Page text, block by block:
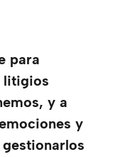
para
litigios
y a
y